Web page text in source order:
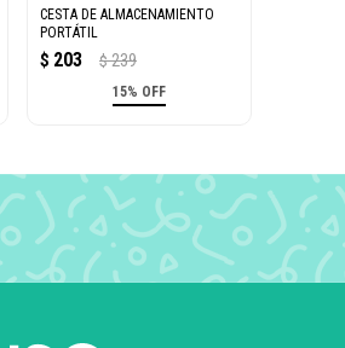
CESTA DE ALMACENAMIENTO
PORTÁTIL
$ 203 $ 239
15% OFF